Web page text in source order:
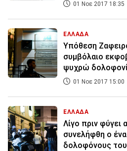
01 Νοε 2017 18:35
ΕΛΛΑΔΑ
Υπόθεση
συμβόλαιο
ψυχρώ
01 Νοε 2017 15:00
ΕΛΛΑΔΑ
Λίγο πριν
συνελήφθη ο
δολοφόνους